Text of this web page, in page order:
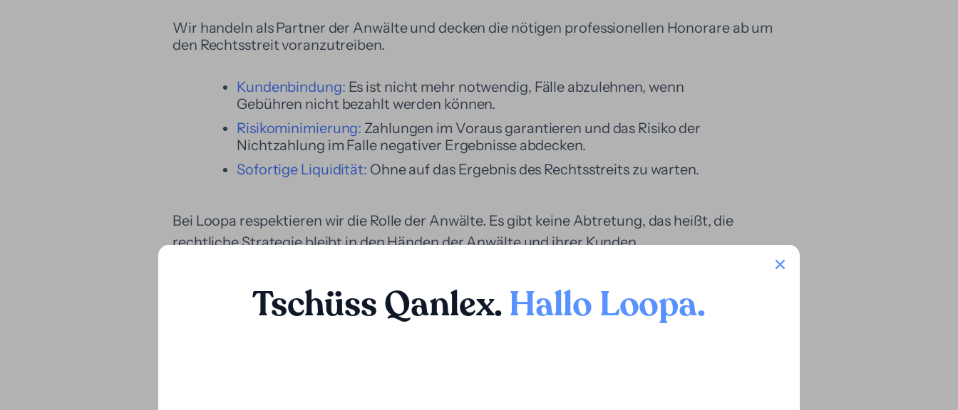
Tschüss Qanlex.Hallo Loopa.
Wir handeln als Partner der Anwälte und decken die nötigen professionellen Honorare ab um
den Rechtsstreit voranzutreiben.
Kundenbindung: Es ist nicht mehr notwendig, Fälle abzulehnen, wenn
Gebühren nicht bezahlt werden können.
Risikominimierung: Zahlungen im Voraus garantieren und das Risiko der
Nichtzahlung im Falle negativer Ergebnisse abdecken.
Sofortige Liquidität: Ohne auf das Ergebnis des Rechtsstreits zu warten.
Bei Loopa respektieren wir die Rolle der Anwälte. Es gibt keine Abtretung, das heißt, die
rechtliche Strategie bleibt in den Händen der Anwälte und ihrer Kunden.
Wir glauben, dass jede berechtigte Forderung mit den richtigen Fachleuten Zugang zur Justiz
haben, und dass Geld kein Hindernis darstellen sollte, dies zu erreichen.